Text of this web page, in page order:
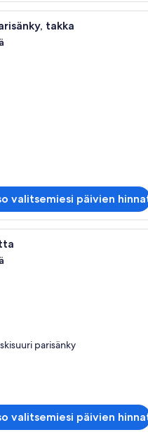
Hotellihuone, jossa on suuri
takka
valitsemiesi päivien
Hotellihuone, jossa on suuri
parisänky
valitsemiesi päivien